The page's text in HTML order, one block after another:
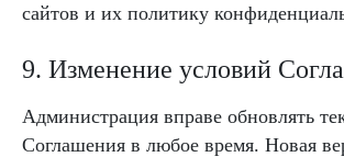
сайтов и их политику
9. Изменение условий
Администрация вправе обновлять
Соглашения в любое время. Новая